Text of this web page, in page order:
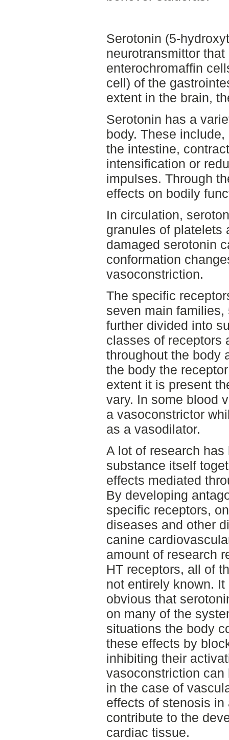
Serotonin (5-
neurotransmittor
enterochromaffin
cell) of the
extent in the brain,
Serotonin has a
body. These
the intestine,
intensification or
impulses. Through
effects on bodily
In circulation,
granules of platelets
damaged serotonin
conformation
vasoconstriction.
The specific
seven main families,
further divided into
classes of receptors
throughout the body
the body the
extent it is present
vary. In some blood
a vasoconstrictor
as a vasodilator.
A lot of research
substance itself
effects mediated
By developing
specific receptors,
diseases and other
canine
amount of research
HT receptors, all of
not entirely known. It
obvious that
on many of the
situations the body
these effects by
inhibiting their
vasoconstriction
in the case of
effects of stenosis
contribute to the
cardiac tissue.